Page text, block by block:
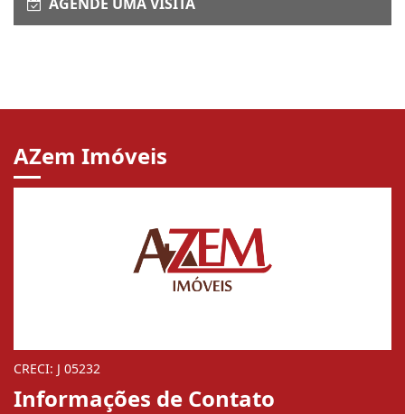
AZem Imóveis
CRECI: J 05232
Informações de Contato